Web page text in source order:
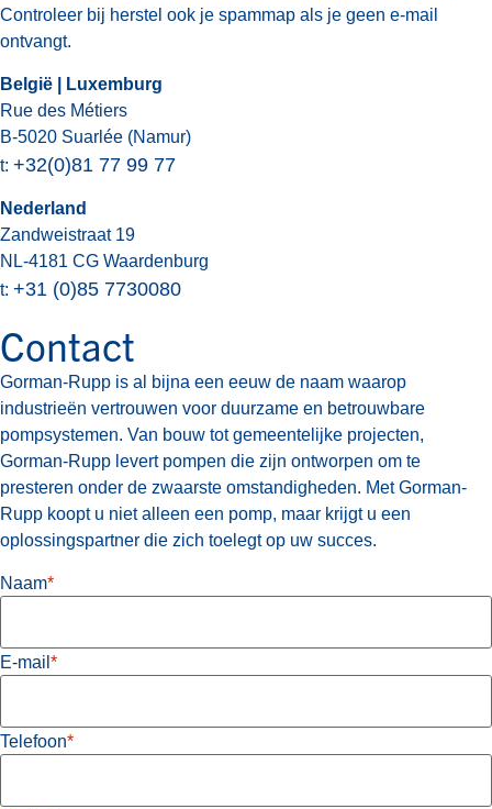
Controleer bij herstel ook je spammap als je geen e-mail
ontvangt.
België | Luxemburg
Rue des Métiers
B-5020 Suarlée (Namur)
t: +32(0)81 77 99 77
Nederland
Zandweistraat 19
NL-4181 CG Waardenburg
t: +31 (0)85 7730080
Contact
Gorman-Rupp is al bijna een eeuw de naam waarop
industrieën vertrouwen voor duurzame en betrouwbare
pompsystemen. Van bouw tot gemeentelijke projecten,
Gorman-Rupp levert pompen die zijn ontworpen om te
presteren onder de zwaarste omstandigheden. Met Gorman-
Rupp koopt u niet alleen een pomp, maar krijgt u een
oplossingspartner die zich toelegt op uw succes.
Naam*
E-mail *
Telefoon*